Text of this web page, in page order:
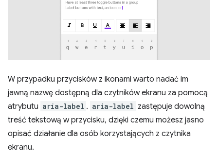
W przypadku przycisków z ikonami warto nadać im
jawną nazwę dostępną dla czytników ekranu za pomocą
atrybutu aria-label . aria-label zastępuje dowolną
treść tekstową w przycisku, dzięki czemu możesz jasno
opisać działanie dla osób korzystających z czytnika
ekranu.